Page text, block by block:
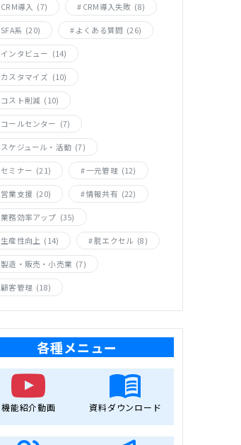
CRM導入 (7) CRM導入失敗 (8)
SFA系 (20) よくある質問 (26)
インタビュー (14)
カスタマイズ (10)
コスト削減 (10)
コールセンター (7)
スケジュール・活動 (7)
セミナー (21) 一元管理 (12)
営業支援 (20) 情報共有 (22)
業務効率アップ (35)
生産性向上 (14) 脱エクセル (8)
製造・販売・小売業 (7)
顧客管理 (18)
各種メニュー
機能紹介動画 資料ダウンロード